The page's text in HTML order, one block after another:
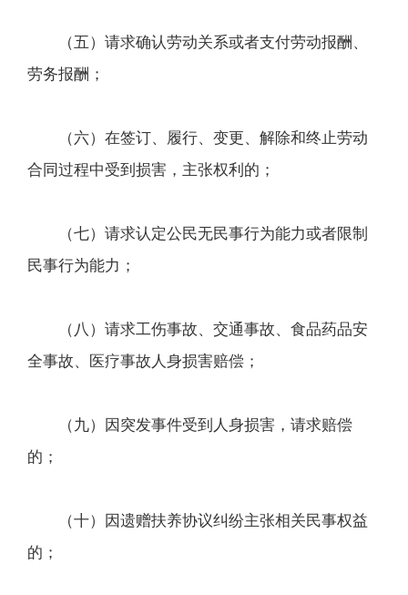
（五）请求确认劳动关系或者支付劳动报酬、
劳务报酬；
（六）在签订、履行、变更、解除和终止劳动
合同过程中受到损害，主张权利的；
（七）请求认定公民无民事行为能力或者限制
民事行为能力；
（八）请求工伤事故、交通事故、食品药品安
全事故、医疗事故人身损害赔偿；
（九）因突发事件受到人身损害，请求赔偿
的；
（十）因遗赠扶养协议纠纷主张相关民事权益
的；